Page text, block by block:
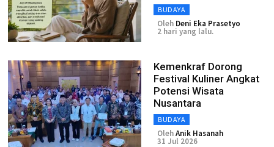
BUDAYA
Oleh Deni Eka Prasetyo
2 hari yang lalu.
Kemenkraf Dorong
Festival Kuliner Angkat
Potensi Wisata
Nusantara
BUDAYA
OlehAnik Hasanah
31 Jul 2026